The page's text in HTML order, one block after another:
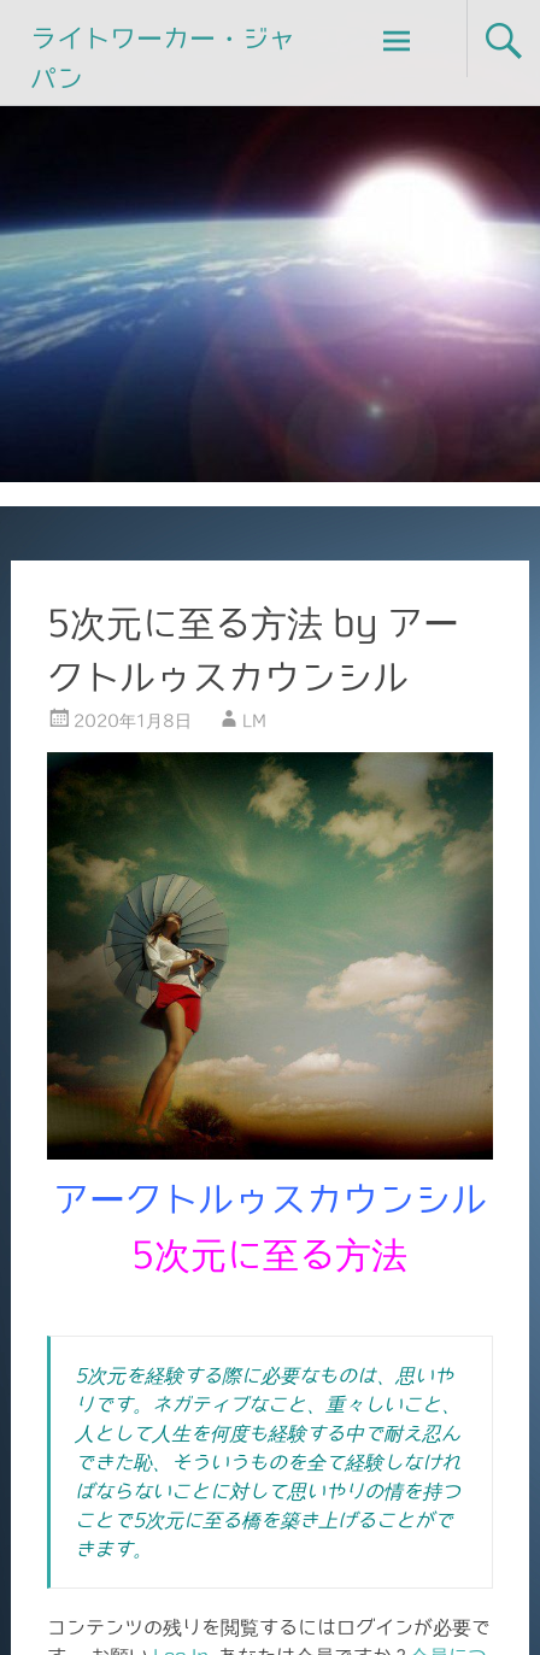
ライトワーカー・ジャ
パン
Skip
to
5次元に至る方法 by アー
クトルゥスカウンシル
2020年1月8日 LM
アークトルゥスカウンシル
5次元に至る方法
5次元を経験する際に必要なものは、思いや
りです。ネガティブなこと、重々しいこと、
人として人生を何度も経験する中で耐え忍ん
できた恥、そういうものを全て経験しなけれ
ばならないことに対して思いやりの情を持つ
ことで5次元に至る橋を築き上げることがで
きます。
コンテンツの残りを閲覧するにはログインが必要で